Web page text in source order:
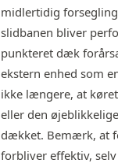
midlertidig
slidbanen bliver
punkteret dæk
ekstern enhed som
ikke længere, at
eller den
dækket. Bemærk, at
forbliver effektiv,